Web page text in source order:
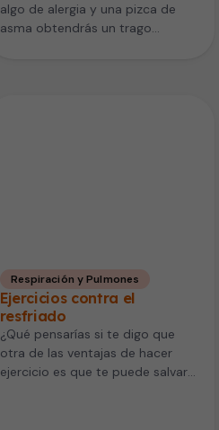
algo de alergia y una pizca de
asma obtendrás un trago
Respiración y Pulmones
Ejercicios contra el
resfriado
¿Qué pensarías si te digo que
otra de las ventajas de hacer
ejercicio es que te puede salvar